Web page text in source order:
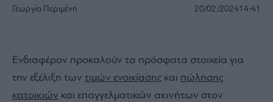
Γεωργία Περιμένη 20/02/202414:41
Ενδιαφέρον προκαλούν τα πρόσφατα στοιχεία για
την εξέλιξη των τιμών ενοικίασης και πώλησης
κατοικιών και επαγγελματικών ακινήτων στον